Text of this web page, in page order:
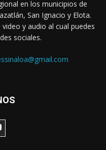
en los municipios de
San Ignacio y Elota.
y audio al cual puedes
sociales.